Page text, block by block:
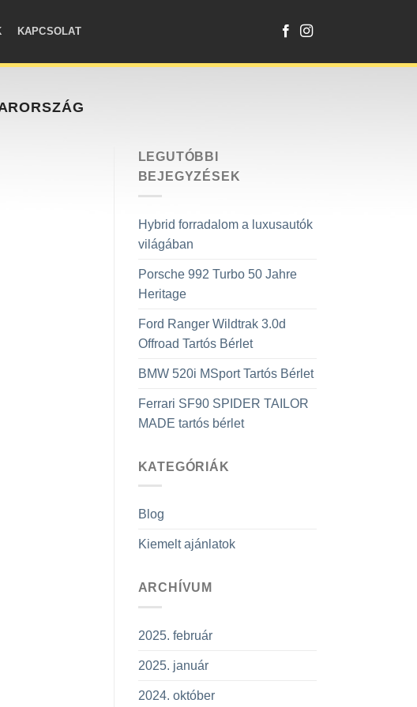
KAPCSOLAT
LEGUTÓBBI
BEJEGYZÉSEK
Hybrid forradalom a luxusautók
világában
Porsche 992 Turbo 50 Jahre
Heritage
Ford Ranger Wildtrak 3.0d
Offroad Tartós Bérlet
BMW 520i MSport Tartós Bérlet
Ferrari SF90 SPIDER TAILOR
MADE tartós bérlet
KATEGÓRIÁK
Blog
Kiemelt ajánlatok
ARCHÍVUM
2025. február
2025. január
2024. október